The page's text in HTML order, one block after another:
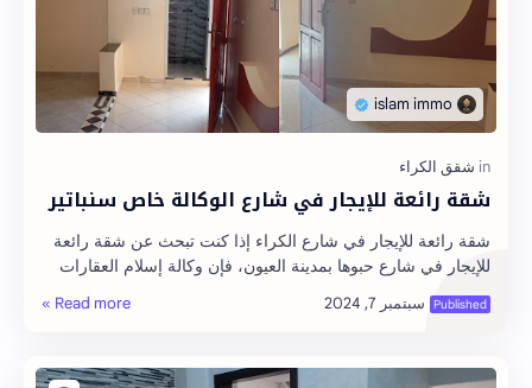
شقة رائعة للإيجار في شارع الوكالة خاص سنباتير
شقة رائعة للإيجار في شارع الكراء إذا كنت تبحث عن شقة رائعة
للإيجار في شارع حبوها بمدينة العيون، فإن وكالة إسلام العقارات
هي الخيار الأمثل لك. نحن نق…